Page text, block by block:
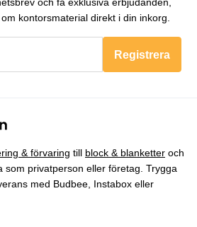
kontorsmaterial direkt i din inkorg.
Registrera
& förvaring till block & blanketter och
som privatperson eller företag. Trygga
med Budbee, Instabox eller